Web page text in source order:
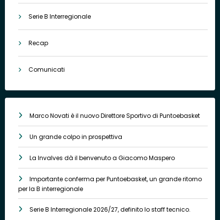
Serie B Interregionale
Recap
Comunicati
Marco Novati è il nuovo Direttore Sportivo di Puntoebasket
Un grande colpo in prospettiva
La Invalves dà il benvenuto a Giacomo Maspero
Importante conferma per Puntoebasket, un grande ritorno
per la B interregionale
Serie B Interregionale 2026/27, definito lo staff tecnico.